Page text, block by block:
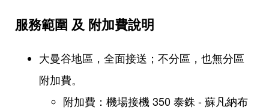
服務範圍 及 附加費說明
大曼谷地區，全面接送；不分區，也無分區
附加費。
​附加費：機場接機 350 泰銖 - 蘇凡納布